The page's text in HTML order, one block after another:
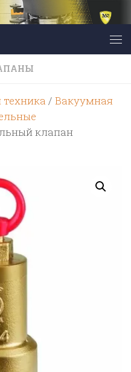
/ Вакуумная
клапан